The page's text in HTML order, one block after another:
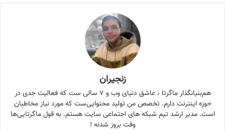
زنجیران
هم‌بنیانگذار ماگرتا ، عاشق دنیای وب و ۷ سالی ست که فعالیت جدی در
حوزه اینترنت دارم. تخصص من تولید محتوایی‌ست که مورد نیاز مخاطبان
است. مدیر ارشد تیم شبکه های اجتماعی سایت هستم. به قول ماگرتایی‌ها
وقت بروز شدنه !